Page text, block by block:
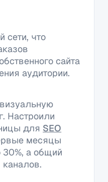
сети, что
сайта
аудитории.
Настроили
для SEO
месяцы
30%, а общий